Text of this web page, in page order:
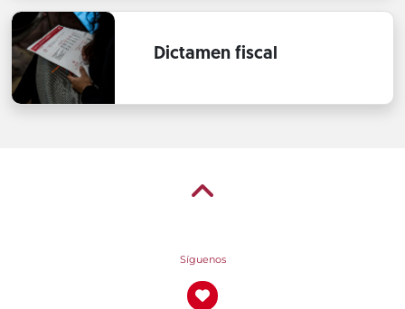
Dictamen fiscal
Síguenos